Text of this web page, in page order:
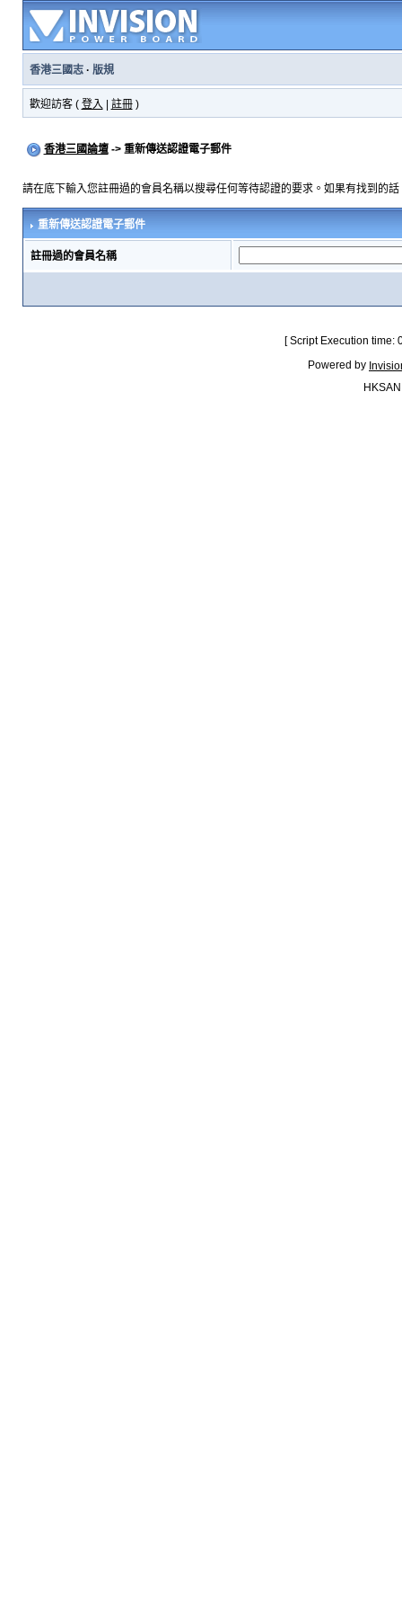
香港三國志· 版規
歡迎訪客 ( 登入 註冊)
香港三國論壇-> 重新傳送認證電子郵件
請在底下輸入您註冊過的會員名稱以搜尋任何等待認證的要求。如果有找到的
重新傳送認證電子郵件
註冊過的會員名稱
[ Script Execution
Powered by